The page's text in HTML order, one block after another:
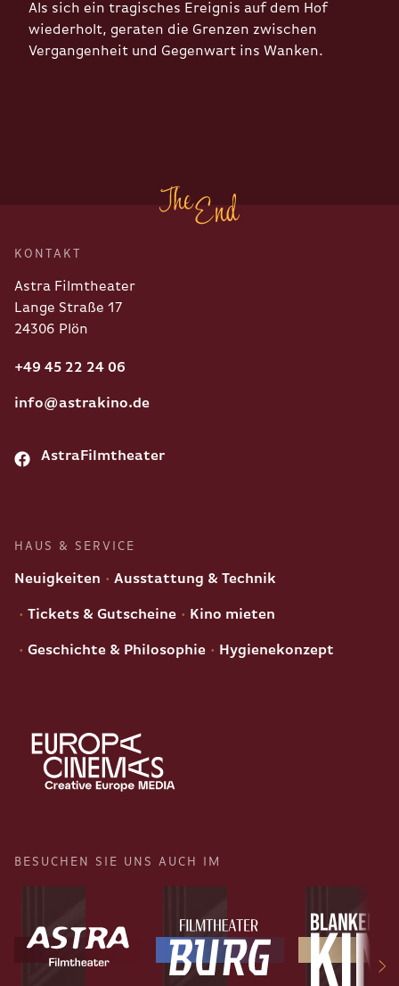
Als sich ein tragisches Ereignis auf dem Hof
wiederholt, geraten die Grenzen zwischen
Vergangenheit und Gegenwart ins Wanken.
KONTAKT
Astra Filmtheater
Lange Straße 17
24306 Plön
+49 45 22 24 06
info@astrakino.de
AstraFilmtheater
HAUS & SERVICE
Neuigkeiten Ausstattung & Technik
Tickets & Gutscheine Kino mieten
Geschichte & Philosophie Hygienekonzept
BESUCHEN SIE UNS AUCH IM